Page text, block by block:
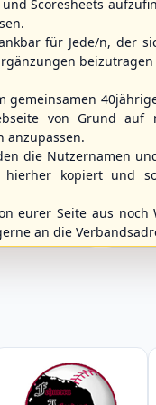
Box-Score
2026 - Group
11:30
Spain
und Scoresheets
für Jede/n, der
beizutragen
gemeinsamen
von Grund
anzupassen.
die Nutzernamen
hierher kopiert und
eurer Seite aus
an die